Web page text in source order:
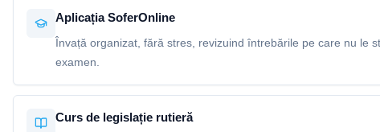
Aplicația SoferOnline
Învață organizat, fără stres, revizuind întrebările pe care nu le
examen.
Curs de legislație rutieră